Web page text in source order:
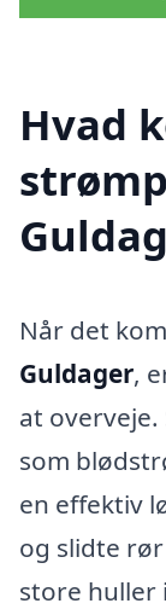
Hvad
Når det
Guldager,
at
som
en effektiv
og slidte
store huller